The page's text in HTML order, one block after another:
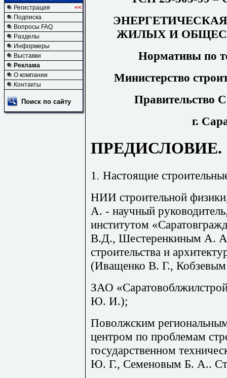
Регистрация
<<
Подписка
Вопросы FAQ
Разделы
Информеры
Выставки
Реклама
О компании
Контакты
Поиск по сайту
ЖИЛЫХ И
Нормативы по
Министерство
Правительство
г.
ПРЕДИСЛОВИЕ.
1 . Настоящие
НИИ строительной
А. - научный
институтом «
В.Д., Шестеренкиным А.
строительства и
(Иващенко В. Г., Кобзевым
ЗАО «
Ю. И.);
Поволжским
центром по проблемам
государственном
Ю. Г., Семеновым Б. А..